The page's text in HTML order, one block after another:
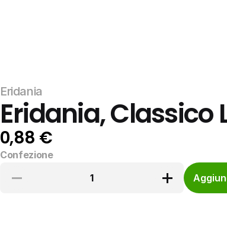
Eridania
Eridania, Classico
0,88 €
Confezione
1